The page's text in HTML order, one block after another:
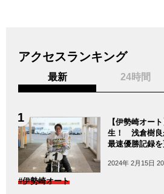
アクセスランキング
最新 24時間
【伊勢崎オー
生！ 浅倉樹良
最速優勝記録
2024年 2月15日
#伊勢崎オート